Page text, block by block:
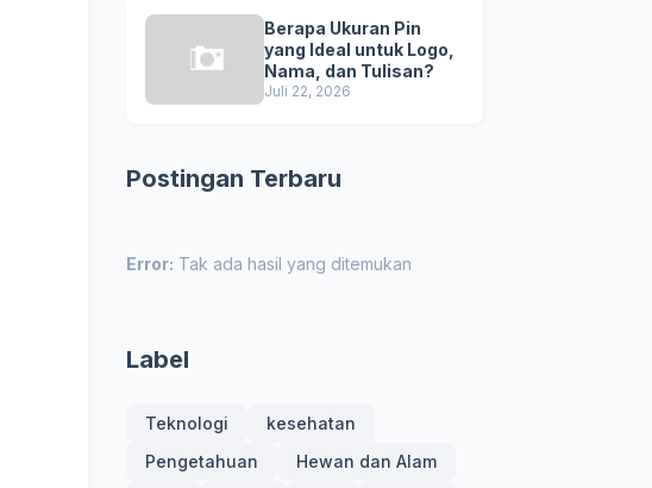
Berapa Ukuran Pin
yang Ideal untuk Logo,
Nama, dan Tulisan?
Juli 22, 2026
Postingan Terbaru
Error: Tak ada hasil yang ditemukan
Label
Teknologi
kesehatan
Pengetahuan
Hewan dan Alam